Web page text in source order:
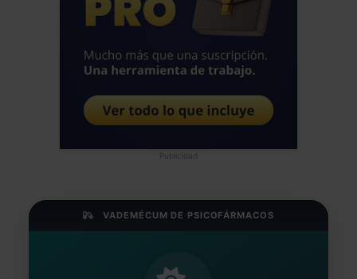
Publicidad
VADEMÉCUM DE PSICOFÁRMACOS